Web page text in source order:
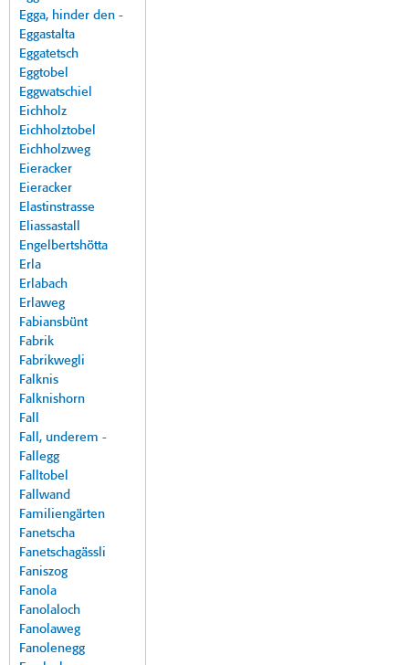
Egga, hinder den -
Eggastalta
Eggatetsch
Eggtobel
Eggwatschiel
Eichholz
Eichholztobel
Eichholzweg
Eieracker
Eieracker
Elastinstrasse
Eliassastall
Engelbertshötta
Erla
Erlabach
Erlaweg
Fabiansbünt
Fabrik
Fabrikwegli
Falknis
Falknishorn
Fall
Fall, underem -
Fallegg
Falltobel
Fallwand
Familiengärten
Fanetscha
Fanetschagässli
Faniszog
Fanola
Fanolaloch
Fanolaweg
Fanolenegg